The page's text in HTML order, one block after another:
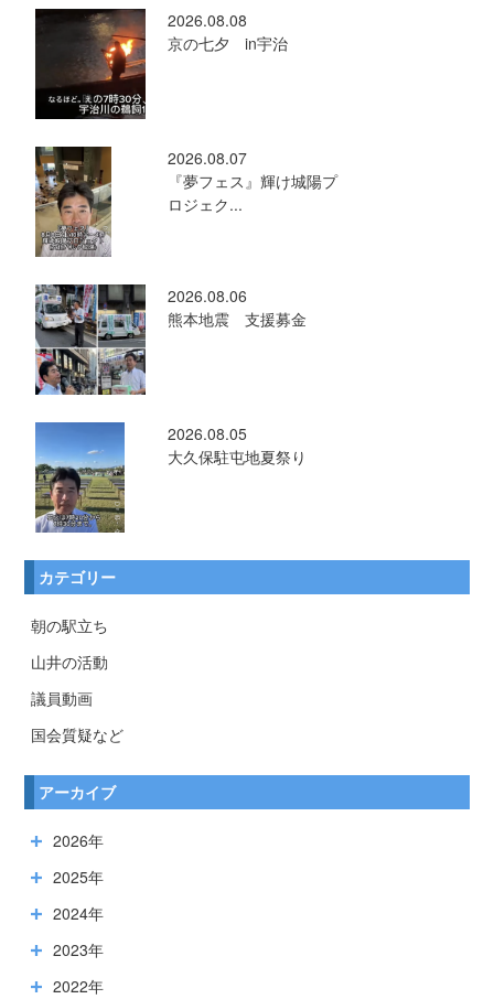
2026.08.08
京の七夕 in宇治
2026.08.07
『夢フェス』輝け城陽プ
ロジェク...
2026.08.06
熊本地震 支援募金
2026.08.05
大久保駐屯地夏祭り
カテゴリー
朝の駅立ち
山井の活動
議員動画
国会質疑など
アーカイブ
2026年
2025年
2024年
2023年
2022年